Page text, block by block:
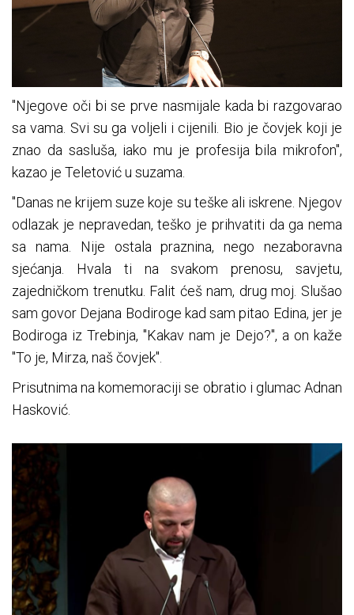
"Njegove oči bi se prve nasmijale kada bi razgovarao
sa vama. Svi su ga voljeli i cijenili. Bio je čovjek koji je
znao da sasluša, iako mu je profesija bila mikrofon",
kazao je Teletović u suzama.
"Danas ne krijem suze koje su teške ali iskrene. Njegov
odlazak je nepravedan, teško je prihvatiti da ga nema
sa nama. Nije ostala praznina, nego nezaboravna
sjećanja. Hvala ti na svakom prenosu, savjetu,
zajedničkom trenutku. Falit ćeš nam, drug moj. Slušao
sam govor Dejana Bodiroge kad sam pitao Edina, jer je
Bodiroga iz Trebinja, "Kakav nam je Dejo?", a on kaže
"To je, Mirza, naš čovjek".
Prisutnima na komemoraciji se obratio i glumac Adnan
Hasković.